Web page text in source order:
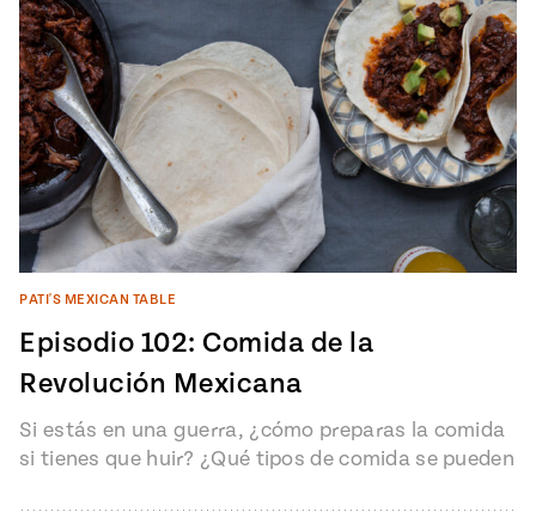
PATI'S MEXICAN TABLE
Episodio 102: Comida de la
Revolución Mexicana
Si estás en una guerra, ¿cómo preparas la comida
si tienes que huir? ¿Qué tipos de comida se pueden